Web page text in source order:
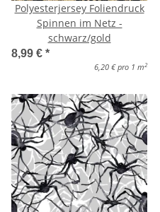
Polyesterjersey Foliendruck
Spinnen im Netz -
schwarz/gold
8,99 € *
6,20 € pro 1 m 2